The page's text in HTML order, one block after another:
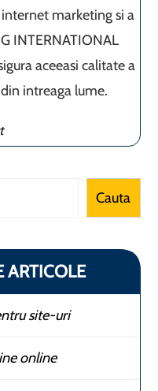
marketing si a
INTERNATIONAL
aceeasi calitate a
intreaga lume.
Cauta
ARTICOLE
site-uri
online